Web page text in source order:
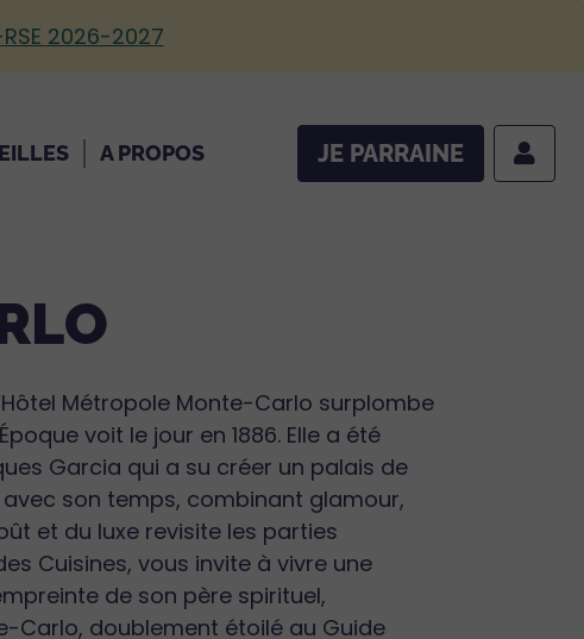
2026-2027
A PROPOS JE PARRAINE
Métropole Monte-Carlo surplombe
voit le jour en 1886. Elle a été
Garcia qui a su créer un palais de
son temps, combinant glamour,
et du luxe revisite les parties
Cuisines, vous invite à vivre une
de son père spirituel,
Carlo, doublement étoilé au Guide